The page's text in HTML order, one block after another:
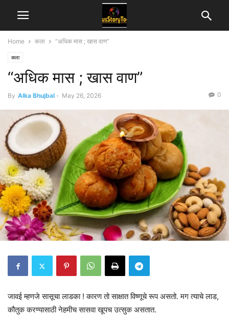
Home कला “अधिक मास ; खास वाण”
कला
“अधिक मास ; खास वाण”
By Alka Bhujbal - May 26, 2026 0
जावई म्हणजे सासूचा लाडका ! कारण तो साक्षात विष्णूचे रूप असतो. मग त्याचे लाड,
कौतुक करण्यासाठी नेहमीच सासवा खूपच उत्सुक असतात.